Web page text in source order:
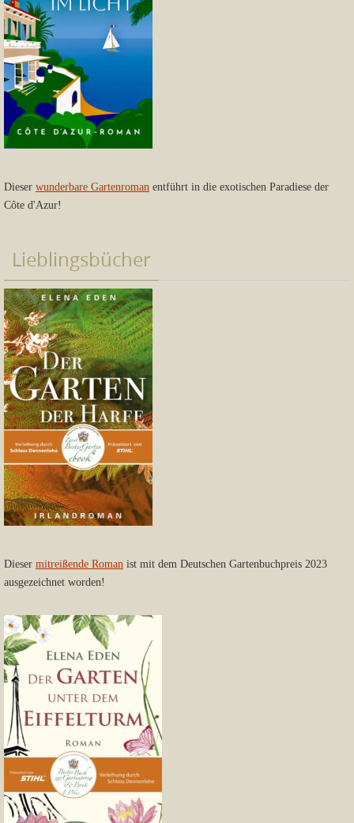
Dieser wunderbare Gartenroman entführt in die exotischen Paradiese der
Côte d'Azur!
Lieblingsbücher
Dieser mitreißende Roman ist mit dem Deutschen Gartenbuchpreis 2023
ausgezeichnet worden!